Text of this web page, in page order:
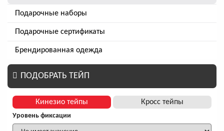
Подарочные наборы
Подарочные сертификаты
Брендированная одежда
ПОДОБРАТЬ ТЕЙП
Кинезио тейпы Кросс тейпы
Уровень фиксации